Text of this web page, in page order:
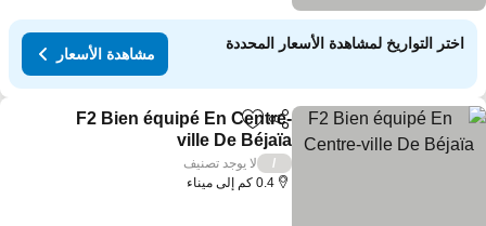
اختر التواريخ لمشاهدة الأسعار المحددة
مشاهدة الأسعار
مشاركةAdd to favorites
F2 Bien équipé En Centre-
ville De Béjaïa
لا يوجد تصنيف
0.4 كم إلى ميناء